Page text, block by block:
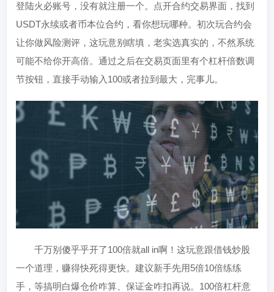
登陆火必账号，没有就注册一个。点开合约交易界面，找到
USDT永续或者币本位合约，看你想玩哪种。初次玩合约会
让你做风险测评，这玩意别瞎填，老实选真实的，不然系统
可能不给你开高倍。通过之后在交易页面里有个杠杆倍数调
节按钮，直接手动输入100或者拉到最大，完事儿。
千万别傻乎乎开了100倍就all in啊！这玩意跟借钱炒股
一个道理，赚得快死得更快。建议新手先用5倍10倍练练
手，等搞明白爆仓价咋算、保证金咋扣再说。100倍杠杆意